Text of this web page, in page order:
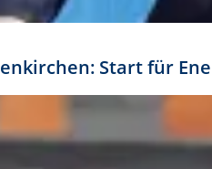
Start für